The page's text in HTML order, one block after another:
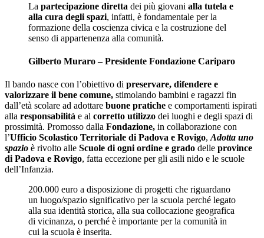
La partecipazione diretta dei più giovani alla tutela e
alla cura degli spazi, infatti, è fondamentale per la
formazione della coscienza civica e la costruzione del
senso di appartenenza alla comunità.
Gilberto Muraro – Presidente Fondazione Cariparo
Il bando nasce con l’obiettivo di preservare, difendere e
valorizzare il bene comune, stimolando bambini e ragazzi fin
dall’età scolare ad adottare buone pratiche e comportamenti ispirati
alla responsabilità e al corretto utilizzo dei luoghi e degli spazi di
prossimità. Promosso dalla Fondazione, in collaborazione con
l’Ufficio Scolastico Territoriale di Padova e Rovigo, Adotta uno
spazio è rivolto alle Scuole di ogni ordine e grado delle province
di Padova e Rovigo, fatta eccezione per gli asili nido e le scuole
dell’Infanzia.
200.000 euro a disposizione di progetti che riguardano
un luogo/spazio significativo per la scuola perché legato
alla sua identità storica, alla sua collocazione geografica
di vicinanza, o perché è importante per la comunità in
cui la scuola è inserita.